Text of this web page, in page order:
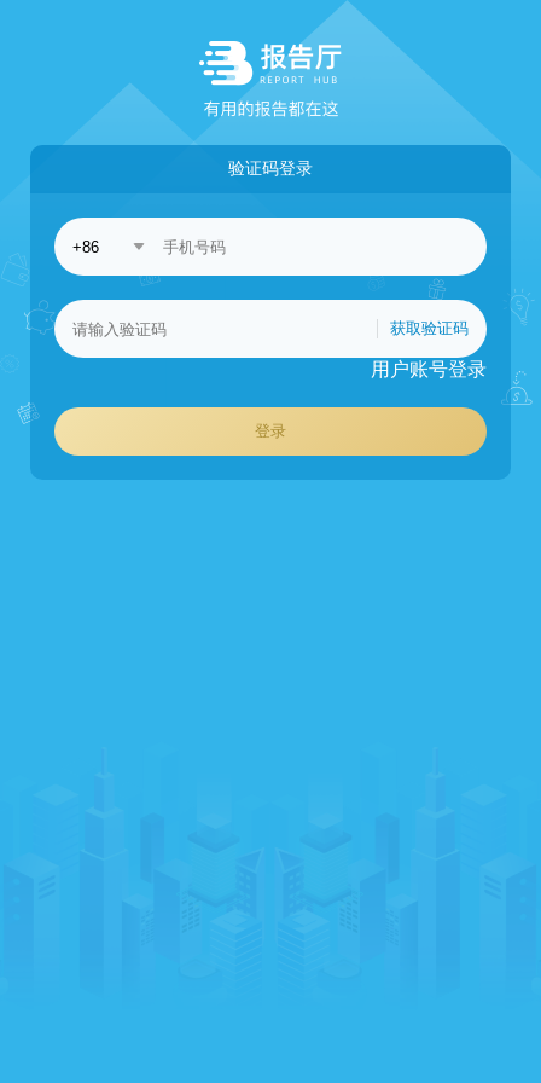
验证码登录
获取验证码
用户账号登录
登录